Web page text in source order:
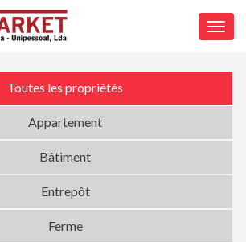
Toutes les propriétés
Appartement
Bâtiment
Entrepôt
Ferme